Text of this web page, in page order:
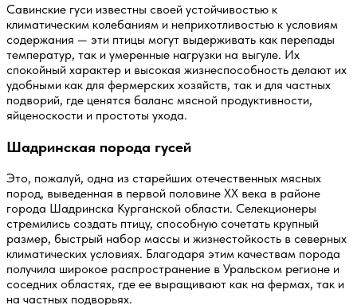
Савинские гуси известны своей устойчивостью к
климатическим колебаниям и неприхотливостью к условиям
содержания — эти птицы могут выдерживать как перепады
температур, так и умеренные нагрузки на выгуле. Их
спокойный характер и высокая жизнеспособность делают их
удобными как для фермерских хозяйств, так и для частных
подворий, где ценятся баланс мясной продуктивности,
яйценоскости и простоты ухода.
Шадринская порода гусей
Это, пожалуй, одна из старейших отечественных мясных
пород, выведенная в первой половине XX века в районе
города Шадринска Курганской области. Селекционеры
стремились создать птицу, способную сочетать крупный
размер, быстрый набор массы и жизнестойкость в северных
климатических условиях. Благодаря этим качествам порода
получила широкое распространение в Уральском регионе и
соседних областях, где ее выращивают как на фермах, так и
на частных подворьях.